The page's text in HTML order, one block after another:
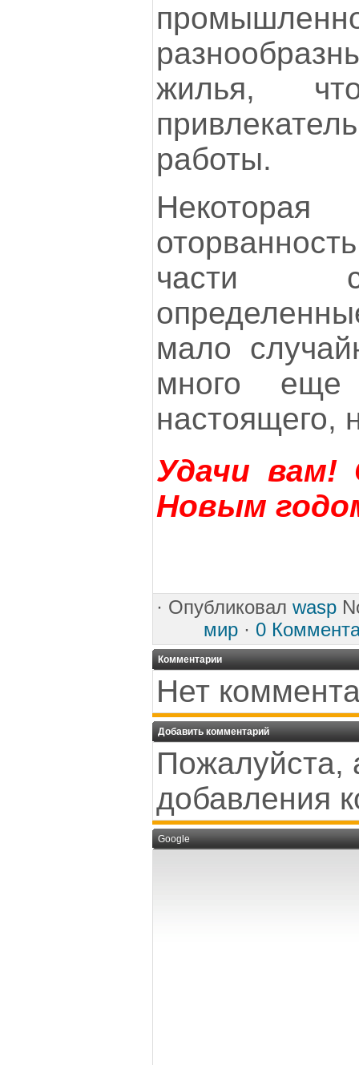
жилья,
работы.
Некоторая
части
мало
много
настоящего,
Удачи
Новым
· Опубликовал wasp
мир · 0
Комментарии
Нет
Добавить комментарий
Пожалуйста,
добавления
Google